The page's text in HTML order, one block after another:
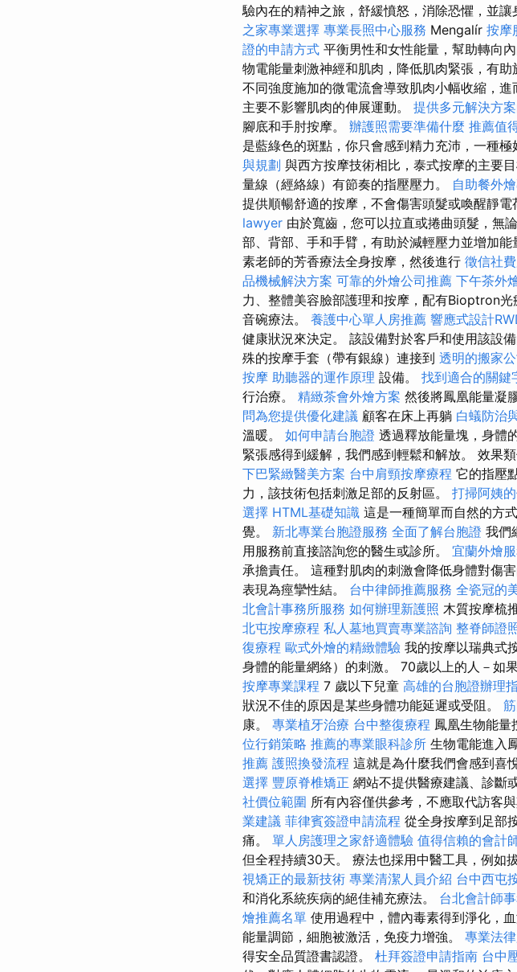
驗內在的精神之旅，舒緩憤怒，消除恐懼，並讓
之家專業選擇 專業長照中心服務 Mengalír 按摩
證的申請方式 平衡男性和女性能量，幫助轉向
物電能量刺激神經和肌肉，降低肌肉緊張，有助
不同強度施加的微電流會導致肌肉小幅收縮，
主要不影響肌肉的伸展運動。 提供多元解決方
腳底和手肘按摩。 辦護照需要準備什麼 推薦值
是藍綠色的斑點，你只會感到精力充沛，一種極
與規劃 與西方按摩技術相比，泰式按摩的主要
量線（經絡線）有節奏的指壓壓力。 自助餐外
提供順暢舒適的按摩，不會傷害頭髮或喚醒靜電
lawyer 由於寬齒，您可以拉直或捲曲頭髮，無
部、背部、手和手臂，有助於減輕壓力並增加能
素老師的芳香療法全身按摩，然後進行 徵信社
品機械解決方案 可靠的外燴公司推薦 下午茶外
力、整體美容臉部護理和按摩，配有Bioptron光
音碗療法。 養護中心單人房推薦 響應式設計
健康狀況來決定。 該設備對於客戶和使用該設
殊的按摩手套（帶有銀線）連接到 透明的搬家
按摩 助聽器的運作原理 設備。 找到適合的關鍵
行治療。 精緻茶會外燴方案 然後將鳳凰能量凝
問為您提供優化建議 顧客在床上再躺 白蟻防治
溫暖。 如何申請台胞證 透過釋放能量塊，身體
緊張感得到緩解，我們感到輕鬆和解放。 效果
下巴緊緻醫美方案 台中肩頸按摩療程 它的指壓
力，該技術包括刺激足部的反射區。 打掃阿姨
選擇 HTML基礎知識 這是一種簡單而自然的方
覺。 新北專業台胞證服務 全面了解台胞證 我們
用服務前直接諮詢您的醫生或診所。 宜蘭外燴
承擔責任。 這種對肌肉的刺激會降低身體對傷
表現為痙攣性結。 台中律師推薦服務 全瓷冠的
北會計事務所服務 如何辦理新護照 木質按摩梳
北屯按摩療程 私人墓地買賣專業諮詢 整脊師證
復療程 歐式外燴的精緻體驗 我的按摩以瑞典式
身體的能量網絡）的刺激。 70歲以上的人－如
按摩專業課程 7 歲以下兒童 高雄的台胞證辦理
狀況不佳的原因是某些身體功能延遲或受阻。
康。 專業植牙治療 台中整復療程 鳳凰生物能量
位行銷策略 推薦的專業眼科診所 生物電能進入
推薦 護照換發流程 這就是為什麼我們會感到喜
選擇 豐原脊椎矯正 網站不提供醫療建議、診斷
社價位範圍 所有內容僅供參考，不應取代訪客
業建議 菲律賓簽證申請流程 從全身按摩到足部
痛。 單人房護理之家舒適體驗 值得信賴的會計
但全程持續30天。 療法也採用中醫工具，例如
視矯正的最新技術 專業清潔人員介紹 台中西屯
和消化系統疾病的絕佳補充療法。 台北會計師
燴推薦名單 使用過程中，體內毒素得到淨化，
能量調節，細胞被激活，免疫力增強。 專業法
得安全品質證書認證。 杜拜簽證申請指南 台中